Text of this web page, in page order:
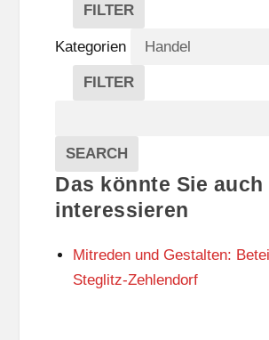
FILTER
V
E
R
A
A
L
T
U
N
S
O
Kategorien
FILTER
E
G
O
R
N
Veranstaltungen
SEARCH
Das könnte Sie auch
interessieren
Mitreden und Gestalten:
Steglitz-Zehlendorf